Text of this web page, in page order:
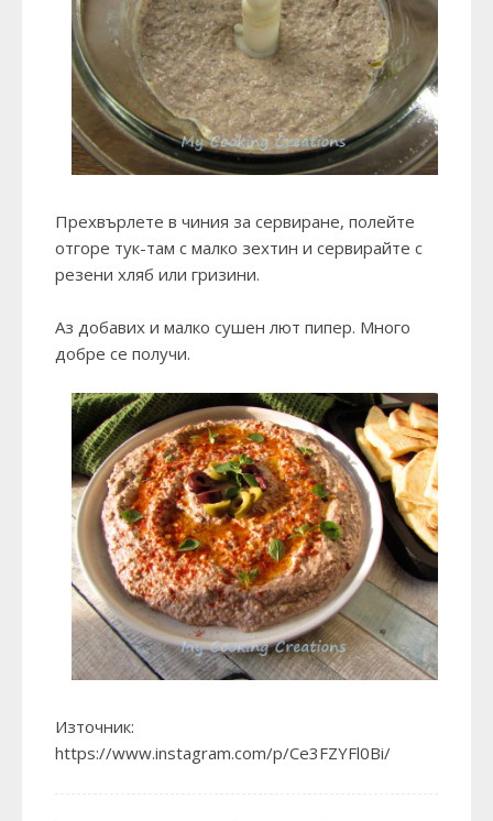
Прехвърлете в чиния за сервиране, полейте
отгоре тук-там с малко зехтин и сервирайте с
резени хляб или гризини.
Аз добавих и малко сушен лют пипер. Много
добре се получи.
Източник:
https://www.instagram.com/p/Ce3FZYFl0Bi/